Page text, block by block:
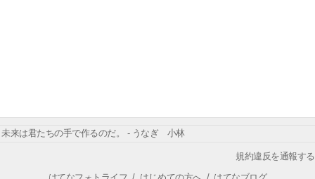
未来は君たちの手で作るのだ。 - うなぎ 小林
規約違反を通報する